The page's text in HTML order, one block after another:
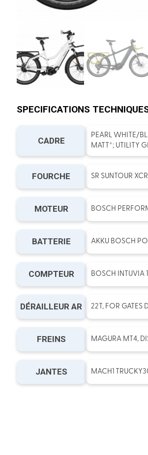
SPECIFICATIONS
CADRE
PEARL WHITE/
MATT*; UTILITY
FOURCHE SR SUNTOUR
MOTEUR BOSCH
BATTERIE AKKU BOSCH
COMPTEUR BOSCH INTUVIA
DÉRAILLEUR AR 22T, FOR GATES
FREINS MAGURA MT4,
JANTES MACH1